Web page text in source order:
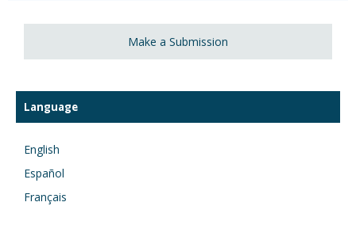
Make a Submission
Language
English
Español
Français